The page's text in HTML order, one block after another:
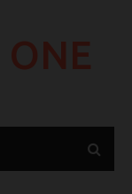
ONE